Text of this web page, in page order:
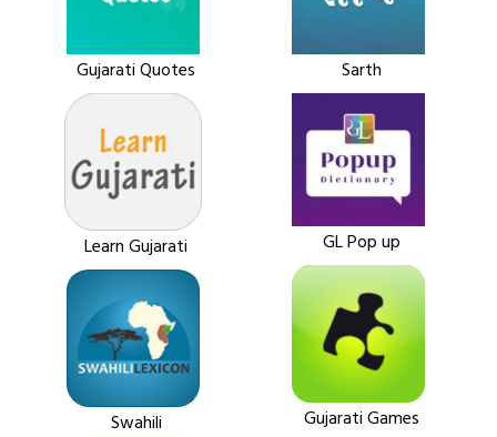
Gujarati Quotes
Learn Gujarati
Swahili
Sarth
GL Pop up
Gujarati Games